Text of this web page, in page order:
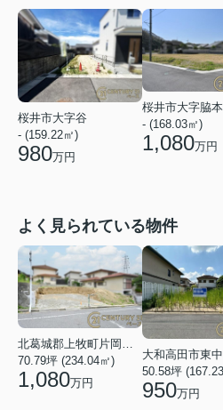
桜井市大字谷
- (159.22㎡)
980万円
桜井市大字脇本
- (168.03㎡)
1,080万円
よく見られている物件
北葛城郡上牧町片岡台１丁目
70.79坪 (234.04㎡)
1,080万円
大和高田市東
50.58坪
950万円